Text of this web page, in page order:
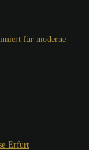
für moderne
Erfurt